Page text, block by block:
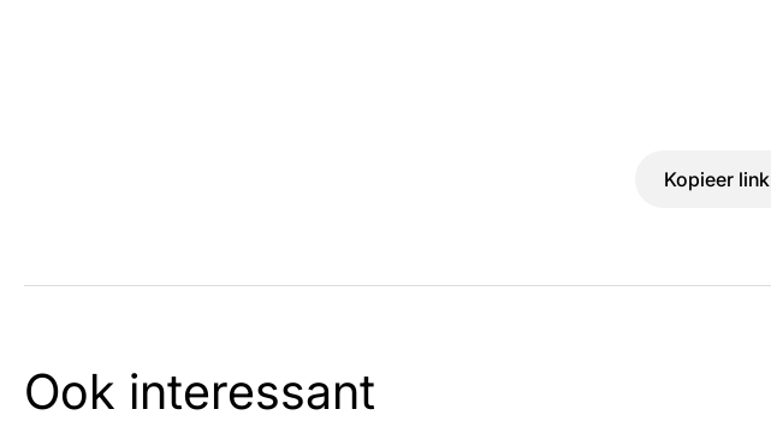
Kopieer link
Ook interessant